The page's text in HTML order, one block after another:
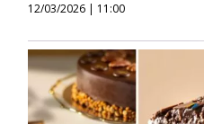
12/03/2026 | 11:00